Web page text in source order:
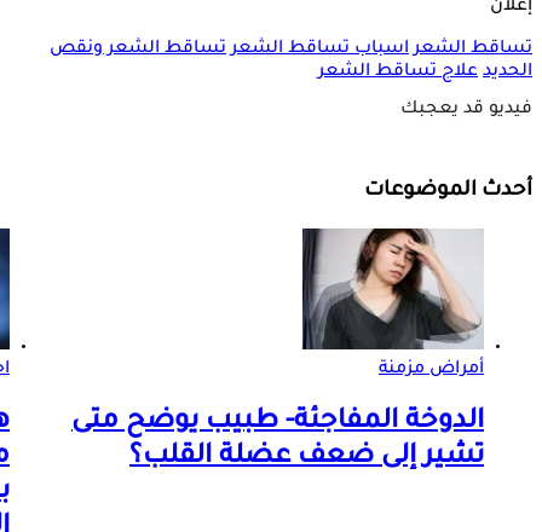
إعلان
تساقط الشعر اسباب تساقط الشعر تساقط الشعر ونقص
الحديد علاج تساقط الشعر
فيديو قد يعجبك
أحدث الموضوعات
أمراض مزمنة
الدوخة المفاجئة- طبيب يوضح متى
تشير إلى ضعف عضلة القلب؟